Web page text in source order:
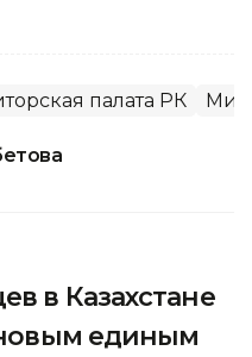
палата РК
в Казахстане
единым